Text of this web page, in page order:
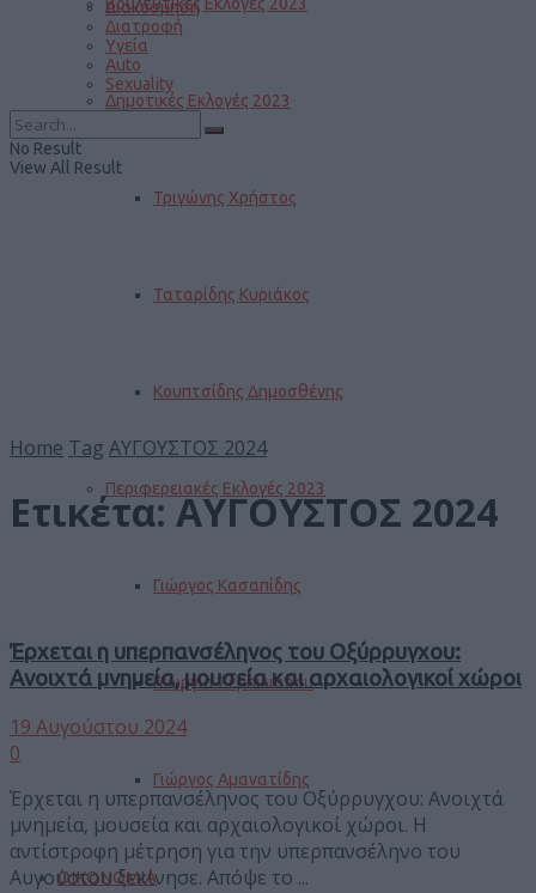
Δημοτικές Εκλογές 2023
Τριγώνης Χρήστος
Ταταρίδης Κυριάκος
Κουπτσίδης Δημοσθένης
Περιφερειακές Εκλογές 2023
Γιώργος Κασαπίδης
Γεωργία Ζεμπιλιάδου
Γιώργος Αμανατίδης
ΟΙΚΟΝΟΜΙΑ
Διακόσμηση
Διατροφή
Υγεία
Auto
Sexuality
No Result
View All Result
Home Tag ΑΥΓΟΥΣΤΟΣ 2024
Ετικέτα:ΑΥΓΟΥΣΤΟΣ 2024
Έρχεται η υπερπανσέληνος του Οξύρρυγχου:
Ανοιχτά μνημεία, μουσεία και αρχαιολογικοί χώροι
19 Αυγούστου 2024
0
Έρχεται η υπερπανσέληνος του Οξύρρυγχου: Ανοιχτά
μνημεία, μουσεία και αρχαιολογικοί χώροι. Η
αντίστροφη μέτρηση για την υπερπανσέληνο του
Αυγούστου ξεκίνησε. Απόψε το ...